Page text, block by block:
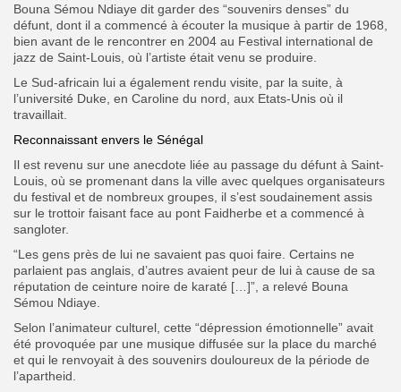
Bouna Sémou Ndiaye dit garder des “souvenirs denses” du
défunt, dont il a commencé à écouter la musique à partir de 1968,
bien avant de le rencontrer en 2004 au Festival international de
jazz de Saint-Louis, où l’artiste était venu se produire.
Le Sud-africain lui a également rendu visite, par la suite, à
l’université Duke, en Caroline du nord, aux Etats-Unis où il
travaillait.
Reconnaissant envers le Sénégal
Il est revenu sur une anecdote liée au passage du défunt à Saint-
Louis, où se promenant dans la ville avec quelques organisateurs
du festival et de nombreux groupes, il s’est soudainement assis
sur le trottoir faisant face au pont Faidherbe et a commencé à
sangloter.
“Les gens près de lui ne savaient pas quoi faire. Certains ne
parlaient pas anglais, d’autres avaient peur de lui à cause de sa
réputation de ceinture noire de karaté […]”, a relevé Bouna
Sémou Ndiaye.
Selon l’animateur culturel, cette “dépression émotionnelle” avait
été provoquée par une musique diffusée sur la place du marché
et qui le renvoyait à des souvenirs douloureux de la période de
l’apartheid.